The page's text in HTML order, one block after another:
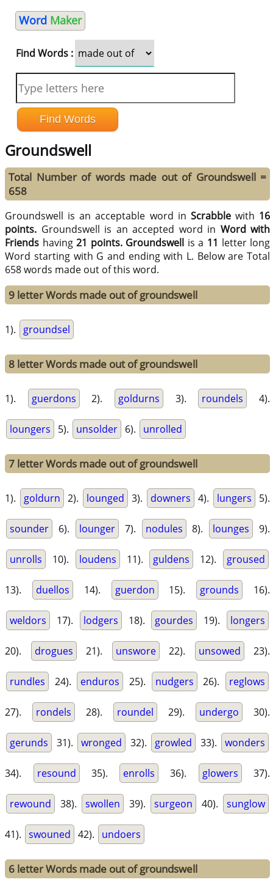
Word Maker
Find Words :
Groundswell
Total Number of words made out of Groundswell =
658
Groundswell is an acceptable word in Scrabblewith 16
points. Groundswell is an accepted word in Word with
Friends having21 points. Groundswell is a 11 letter long
Word starting with G and ending with L. Below are Total
658 words made out of this word.
9 letter Words made out of groundswell
1). groundsel
8 letter Words made out of groundswell
1). guerdons 2). goldurns 3). roundels 4).
loungers 5). unsolder 6). unrolled
7 letter Words made out of groundswell
1). goldurn 2). lounged 3). downers 4). lungers 5).
sounder 6). lounger 7). nodules 8). lounges 9).
unrolls 10). loudens 11). guldens 12). groused
13). duellos 14). guerdon 15). grounds 16).
weldors 17). lodgers 18). gourdes 19). longers
20). drogues 21). unswore 22). unsowed 23).
rundles 24). enduros 25). nudgers 26). reglows
27). rondels 28). roundel 29). undergo 30).
gerunds 31). wronged 32). growled 33). wonders
34). resound 35). enrolls 36). glowers 37).
rewound 38). swollen 39). surgeon 40). sunglow
41). swouned 42). undoers
6 letter Words made out of groundswell